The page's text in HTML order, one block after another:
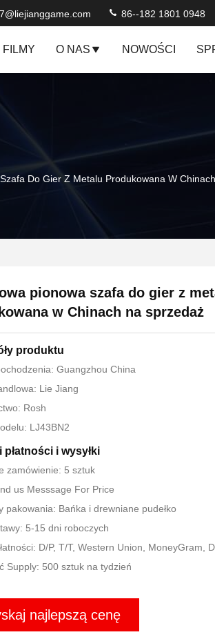
86--182 1801 0948
FILMY O NAS NOWOŚCI
Do Gier Z Metalu Produkowana W
pionowa szafa do gier z
w Chinach na sprzedaż
produktu
Guangzhou China
Lie Jiang
Rosh
LJ43BN2
płatności i wysyłki
zamówienie: 5 sztuk
us Messsage For Price
pakowania: Bańka i drewniane pudełko
5-15 dni roboczych
D/P, T/T, Western Union, MoneyGram,
Supply: 500 sztuk na tydzień
najlepszą cenę